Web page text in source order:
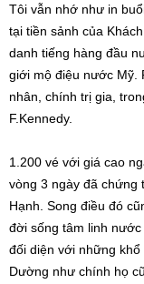
Tôi vẫn nhớ như in
tại tiền sảnh của
danh tiếng hàng đầu
giới mộ điệu nước Mỹ.
nhân, chính trị gia,
F.Kennedy.
1.200 vé với giá cao
vòng 3 ngày đã chứng
Hạnh. Song điều đó
đời sống tâm linh
đối diện với những
Dường như chính họ